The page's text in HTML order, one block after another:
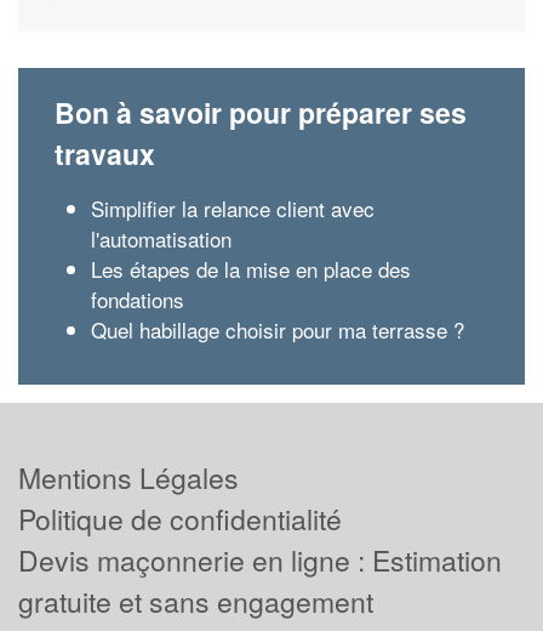
Bon à savoir pour préparer ses
travaux
Simplifier la relance client avec
l'automatisation
Les étapes de la mise en place des
fondations
Quel habillage choisir pour ma terrasse ?
Mentions Légales
Politique de confidentialité
Devis maçonnerie en ligne : Estimation
gratuite et sans engagement